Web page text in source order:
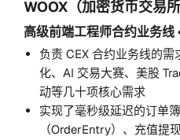
WOOX（加密货币交易所
高级前端工程师合约业务线
负责 CEX 合约业务线的
化、AI 交易大赛、美股
动等几十项核心需求
实现了毫秒级延迟的订单
（OrderEntry）、充值提